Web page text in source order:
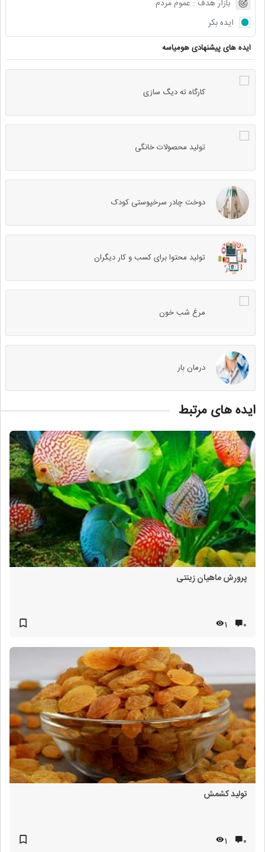
بازار هدف : عموم مردم
ایده بکر
ایده های پیشنهادی هومیاسه
کارگاه ته دیگ سازی
تولید محصولات خانگی
دوخت چادر سرخپوستی کودک
تولید محتوا برای کسب و کار دیگران
مرغ شب خون
درمان بار
ایده های مرتبط
پرورش ماهیان زینتی
۰ 1
تولید کشمش
۰ 1